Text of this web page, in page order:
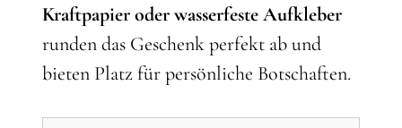
Kraftpapier oder wasserfeste Aufkleber
runden das Geschenk perfekt ab und
bieten Platz für persönliche Botschaften.